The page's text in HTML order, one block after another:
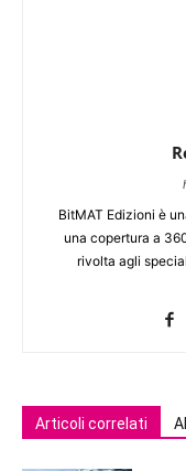
BitMAT Edizioni è
una copertura a
rivolta agli
Articoli correlati